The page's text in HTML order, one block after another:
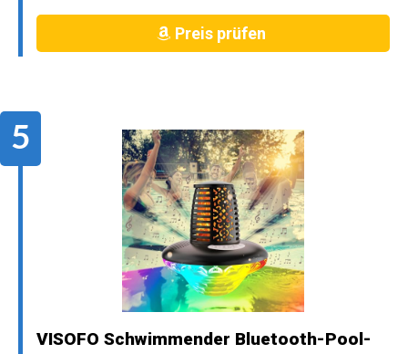
Preis prüfen
VISOFO Schwimmender Bluetooth-Pool-